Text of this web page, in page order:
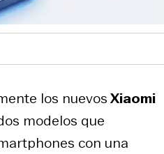
los nuevosXiaomi
modelos que
con una